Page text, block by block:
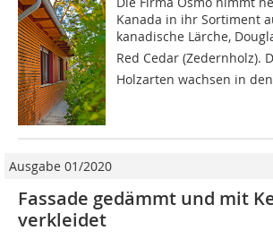
Kanada in ihr Sortiment
kanadische Lärche,
Red Cedar (Zedernholz).
Holzarten wachsen in
Ausgabe 01/2020
Fassade gedämmt und mit
verkleidet